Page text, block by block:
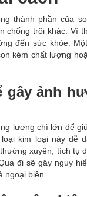
thành phần của
chống trôi khác. Vì
đến sức khỏe.
kém chất lượng
gây ảnh
lượng chì lớn để
kim loại này dễ
xuyên, tích tụ
đi sẽ gây nguy
ngoại biên.